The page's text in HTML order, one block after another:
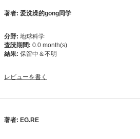
著者: 爱洗澡的gong同学
分野: 地球科学
査読期間: 0.0 month(s)
結果: 保留中＆不明
レビューを書く
著者: EG.RE